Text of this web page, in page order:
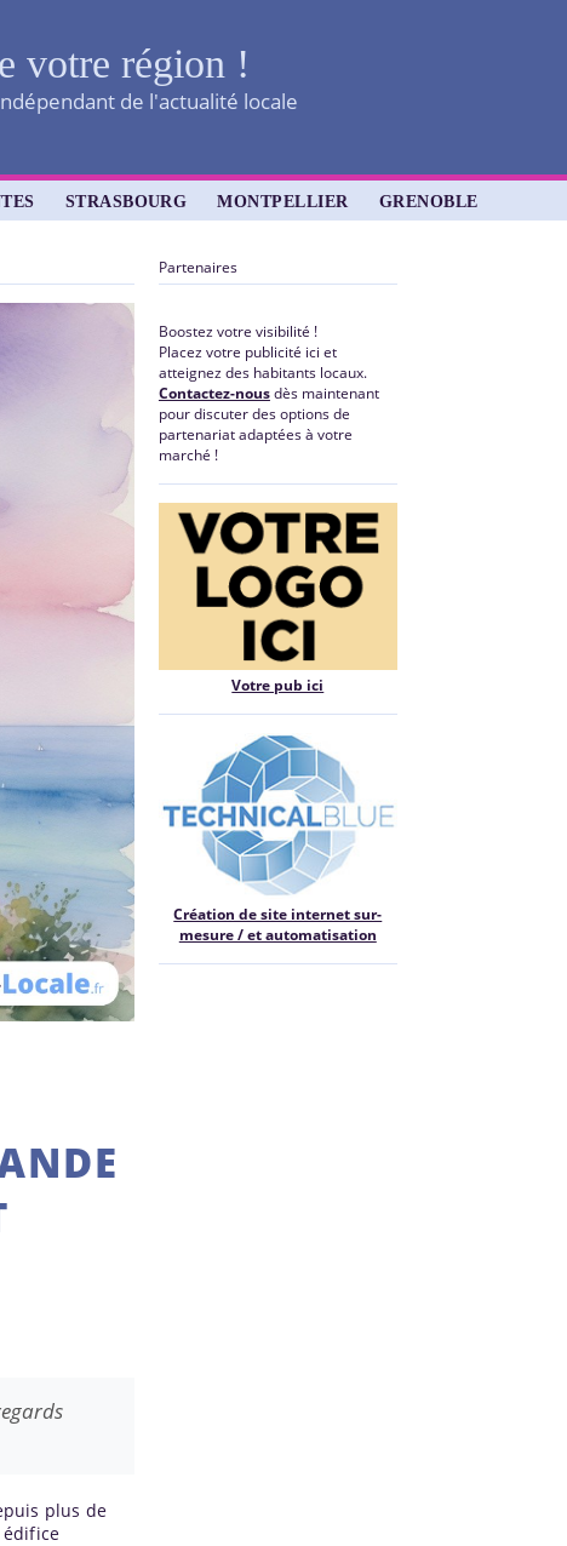
votre région !
de l'actualité locale
STRASBOURG MONTPELLIER GRENOBLE
plus de
édifice
Partenaires
Boostez votre visibilité !
Placez votre publicité ici et
atteignez des habitants locaux.
Contactez-nousdès maintenant
pour discuter des options de
partenariat adaptées à votre
marché !
Votre pub ici
Création de site internet sur-
mesure / et automatisation